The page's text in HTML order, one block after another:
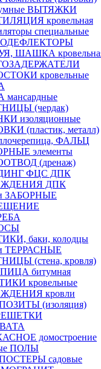
ВЫТЯЖКИ
кровельная
специальные
ШАШКА
кровельные
(чердак)
изоляционные
(пластик, металл)
ФАЛЬЦ
элементы
(дренаж)
ФЦС ДПК
ДПК
ЗАБОРНЫЕ
баки, колодцы
ТЕРРАСНЫЕ
(стена, кровля)
битумная
кровельные
кровли
(изоляция)
домостроение
ПОЛЫ
садовые